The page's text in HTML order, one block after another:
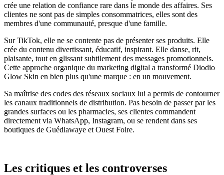
crée une relation de confiance rare dans le monde des affaires. Ses
clientes ne sont pas de simples consommatrices, elles sont des
membres d'une communauté, presque d'une famille.
Sur TikTok, elle ne se contente pas de présenter ses produits. Elle
crée du contenu divertissant, éducatif, inspirant. Elle danse, rit,
plaisante, tout en glissant subtilement des messages promotionnels.
Cette approche organique du marketing digital a transformé Diodio
Glow Skin en bien plus qu'une marque : en un mouvement.
Sa maîtrise des codes des réseaux sociaux lui a permis de contourner
les canaux traditionnels de distribution. Pas besoin de passer par les
grandes surfaces ou les pharmacies, ses clientes commandent
directement via WhatsApp, Instagram, ou se rendent dans ses
boutiques de Guédiawaye et Ouest Foire.
Les critiques et les controverses